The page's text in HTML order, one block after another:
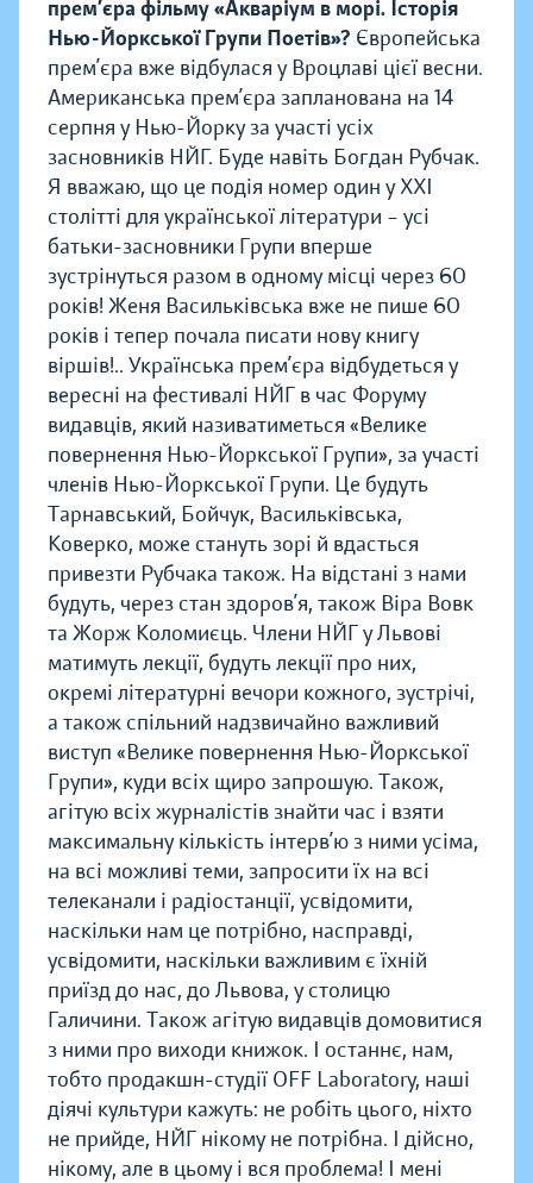
прем’єра фільму «Акваріум в морі. Історія
Нью-Йоркської Групи Поетів»? Європейська
прем’єра вже відбулася у Вроцлаві цієї весни.
Американська прем’єра запланована на 14
серпня у Нью-Йорку за участі усіх
засновників НЙГ. Буде навіть Богдан Рубчак.
Я вважаю, що це подія номер один у ХХІ
столітті для української літератури – усі
батьки-засновники Групи вперше
зустрінуться разом в одному місці через 60
років! Женя Васильківська вже не пише 60
років і тепер почала писати нову книгу
віршів!.. Українська прем’єра відбудеться у
вересні на фестивалі НЙГ в час Форуму
видавців, який називатиметься «Велике
повернення Нью-Йоркської Групи», за участі
членів Нью-Йоркської Групи. Це будуть
Тарнавський, Бойчук, Васильківська,
Коверко, може стануть зорі й вдасться
привезти Рубчака також. На відстані з нами
будуть, через стан здоров’я, також Віра Вовк
та Жорж Коломиєць. Члени НЙГ у Львові
матимуть лекції, будуть лекції про них,
окремі літературні вечори кожного, зустрічі,
а також спільний надзвичайно важливий
виступ «Велике повернення Нью-Йоркської
Групи», куди всіх щиро запрошую. Також,
агітую всіх журналістів знайти час і взяти
максимальну кількість інтерв’ю з ними усіма,
на всі можливі теми, запросити їх на всі
телеканали і радіостанції, усвідомити,
наскільки нам це потрібно, насправді,
усвідомити, наскільки важливим є їхній
приїзд до нас, до Львова, у столицю
Галичини. Також агітую видавців домовитися
з ними про виходи книжок. І останнє, нам,
тобто продакшн-студії OFF Laboratory, наші
діячі культури кажуть: не робіть цього, ніхто
не прийде, НЙГ нікому не потрібна. І дійсно,
нікому, але в цьому і вся проблема! І мені